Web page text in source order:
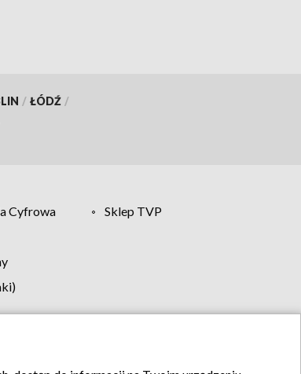
/ ŁÓDŹ /
Cyfrowa
Sklep TVP
Kontakt